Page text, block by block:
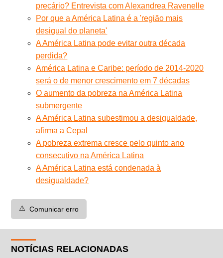
precário? Entrevista com Alexandrea Ravenelle
Por que a América Latina é a 'região mais
desigual do planeta'
A América Latina pode evitar outra década
perdida?
América Latina e Caribe: período de 2014-2020
será o de menor crescimento em 7 décadas
O aumento da pobreza na América Latina
submergente
A América Latina subestimou a desigualdade,
afirma a Cepal
A pobreza extrema cresce pelo quinto ano
consecutivo na América Latina
A América Latina está condenada à
desigualdade?
⚠️ Comunicar erro
NOTÍCIAS RELACIONADAS